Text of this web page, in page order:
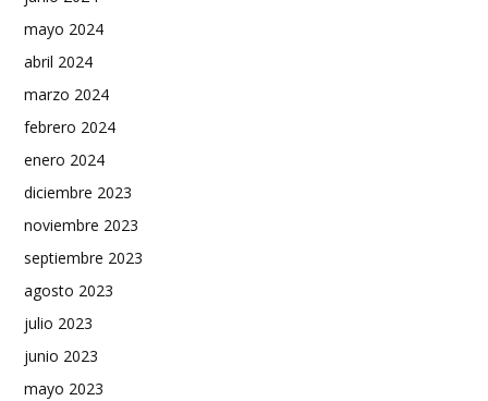
mayo 2024
abril 2024
marzo 2024
febrero 2024
enero 2024
diciembre 2023
noviembre 2023
septiembre 2023
agosto 2023
julio 2023
junio 2023
mayo 2023